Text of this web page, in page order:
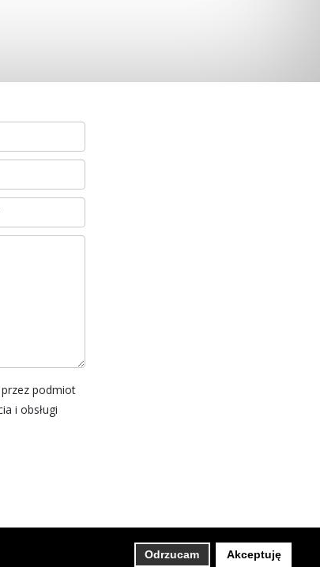
Odrzucam Akceptuję
podmiot
i obsługi